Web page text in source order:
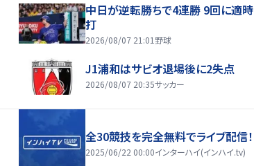
中日が逆転勝ちで4連勝 9回に適時
打
2026/08/07 21:01 野球
J1浦和はサビオ退場後に2失点
2026/08/07 20:35サッカー
全30競技を完全無料でライブ配信！
2025/06/22 00:00インターハイ(インハイ.tv)